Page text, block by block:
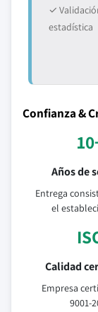
✓
estadística
Confianza &
Años de
Entrega
el
Calidad
Empresa
9001-